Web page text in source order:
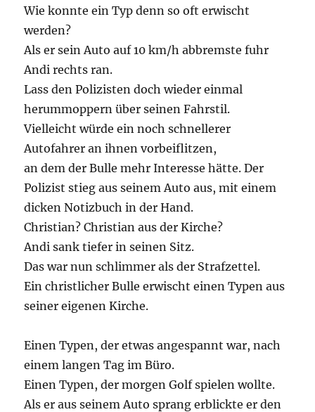
Wie konnte ein Typ denn so oft erwischt
werden?
Als er sein Auto auf 10 km/h abbremste fuhr
Andi rechts ran.
Lass den Polizisten doch wieder einmal
herummoppern über seinen Fahrstil.
Vielleicht würde ein noch schnellerer
Autofahrer an ihnen vorbeiflitzen,
an dem der Bulle mehr Interesse hätte. Der
Polizist stieg aus seinem Auto aus, mit einem
dicken Notizbuch in der Hand.
Christian? Christian aus der Kirche?
Andi sank tiefer in seinen Sitz.
Das war nun schlimmer als der Strafzettel.
Ein christlicher Bulle erwischt einen Typen aus
seiner eigenen Kirche.
Einen Typen, der etwas angespannt war, nach
einem langen Tag im Büro.
Einen Typen, der morgen Golf spielen wollte.
Als er aus seinem Auto sprang erblickte er den